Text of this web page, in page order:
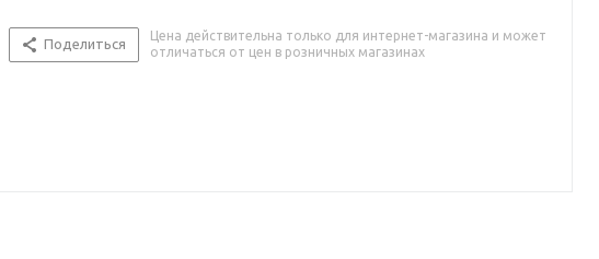
Поделиться
Цена действительна только для интернет-магазина и может
отличаться от цен в розничных магазинах